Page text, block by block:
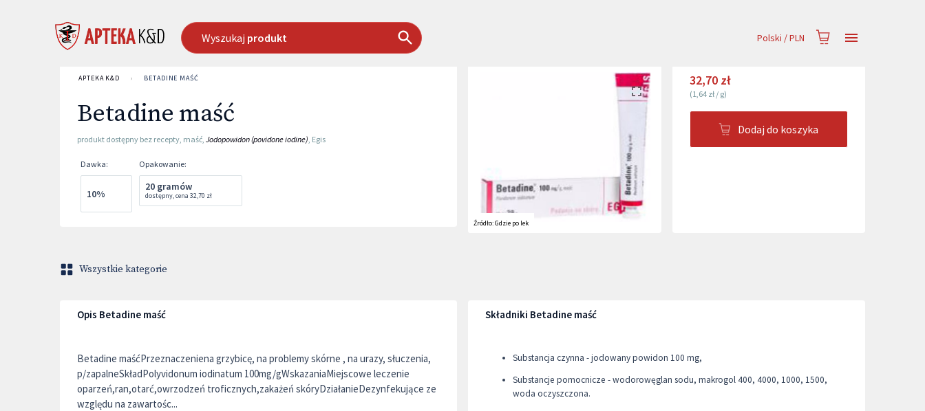
Wyszukaj produkt Polski /PLN
APTEKA K&D › BETADINE MAŚĆ
Betadine maść
produkt dostępny bez recepty, maść, Jodopowidon (povidone iodine), Egis
Dawka:
10%
Opakowanie:
20 gramów
dostępny,cena 32,70 zł
Źródło:Gdzie po lek
32,70 zł
(1,64 zł/ g)
Dodaj do koszyka
Wszystkie kategorie
Opis Betadine maść
Betadine maśćPrzeznaczeniena grzybicę, na problemy skórne , na urazy, słuczenia,
p/zapalneSkładPolyvidonum iodinatum 100mg/gWskazaniaMiejscowe leczenie
oparzeń,ran,otarć,owrzodzeń troficznych,zakażeń skóryDziałanieDezynfekujące ze
względu na zawartośc...
Składniki Betadine maść
Substancja czynna - jodowany powidon 100 mg,
Substancje pomocnicze - wodorowęglan sodu, makrogol 400, 4000, 1000, 1500,
woda oczyszczona.